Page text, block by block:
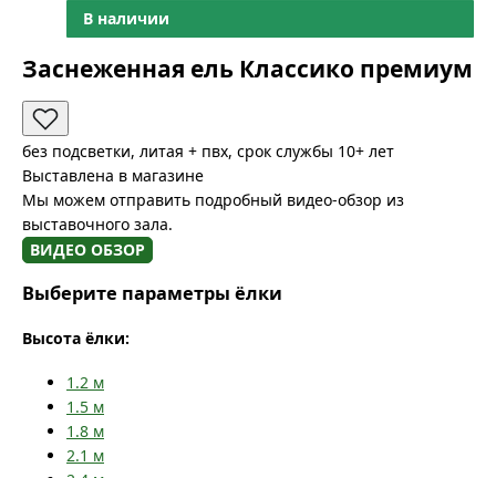
В наличии
Заснеженная ель Классико премиум
без подсветки, литая + пвх, срок службы 10+ лет
Выставлена в магазине
Мы можем отправить подробный видео-обзор из
выставочного зала.
ВИДЕО ОБЗОР
Выберите параметры ёлки
Высота ёлки:
1.2 м
1.5 м
1.8 м
2.1 м